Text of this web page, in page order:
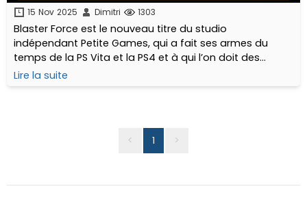
15 Nov 2025 Dimitri 1303
Blaster Force est le nouveau titre du studio
indépendant Petite Games, qui a fait ses armes du
temps de la PS Vita et la PS4 et à qui l’on doit des
pépites comme Super Destronaut DX, Land War, Bouncy
Bullets, ou encore la franchise Midnight.
Lire la suite
< 1 >